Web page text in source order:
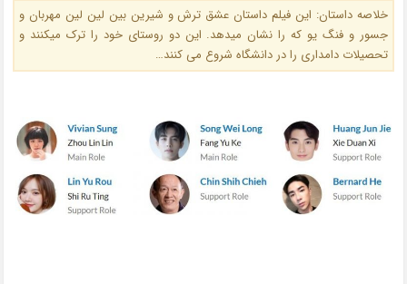
خلاصه داستان: این فیلم داستان عشق ترش و شیرین بین لین لین مهربان و
جسور و فنگ یو که را نشان میدهد. این دو روستای خود را ترک میکنند و
تحصیلات دامداری را در دانشگاه شروع می کنند…